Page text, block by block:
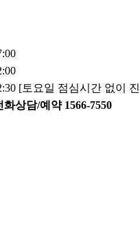
[토요일 점심시간 없이
화상담/예약 1566-7550